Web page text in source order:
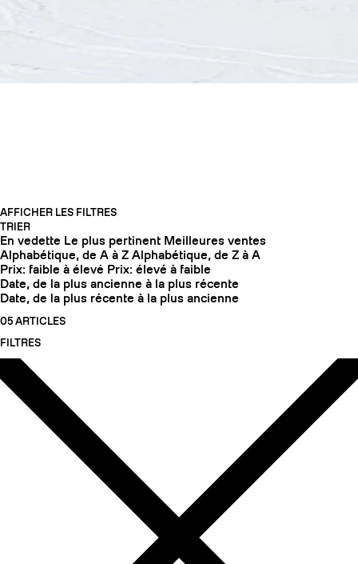
AFFICHER LES FILTRES
TRIER
En vedette Le plus pertinent Meilleures ventes
Alphabétique, de A à Z Alphabétique, de Z à A
Prix: faible à élevé Prix: élevé à faible
Date, de la plus ancienne à la plus récente
Date, de la plus récente à la plus ancienne
05 ARTICLES
FILTRES